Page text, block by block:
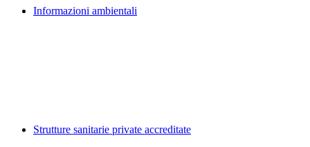
Informazioni ambientali
Strutture sanitarie private accreditate